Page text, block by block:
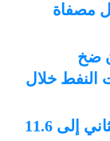
مصفاة
ضخ
خلال
أرباح شيفرون ترتفع في الربع الثاني إلى 11.6